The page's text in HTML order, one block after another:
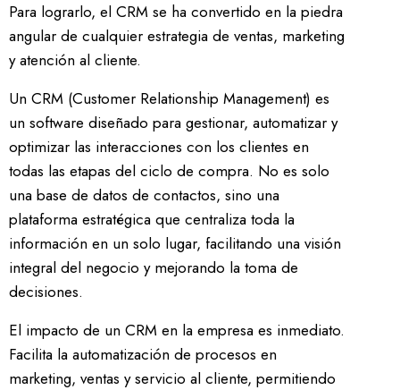
Para lograrlo, el CRM se ha convertido en la piedra
angular de cualquier estrategia de ventas, marketing
y atención al cliente.
Un CRM (Customer Relationship Management) es
un software diseñado para gestionar, automatizar y
optimizar las interacciones con los clientes en
todas las etapas del ciclo de compra. No es solo
una base de datos de contactos, sino una
plataforma estratégica que centraliza toda la
información en un solo lugar, facilitando una visión
integral del negocio y mejorando la toma de
decisiones.
El impacto de un CRM en la empresa es inmediato.
Facilita la automatización de procesos en
marketing, ventas y servicio al cliente, permitiendo